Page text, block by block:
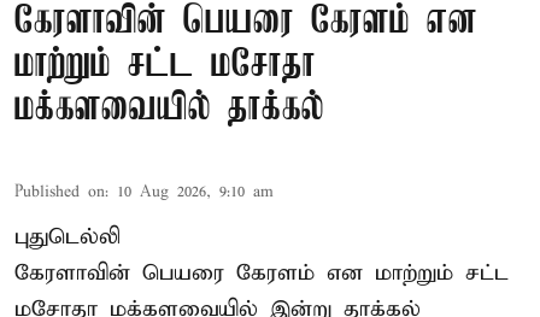
கேரளாவின் பெயரை கேரளம் என
மாற்றும் சட்ட மசோதா
மக்களவையில் தாக்கல்
Published on: 10 Aug 2026, 9:10 am
புதுடெல்லி
கேரளாவின் பெயரை கேரளம் என மாற்றும் சட்ட
மசோதா மக்களவையில் இன்று தாக்கல்